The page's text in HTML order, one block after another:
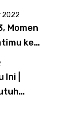
2022
Momen
ke
|